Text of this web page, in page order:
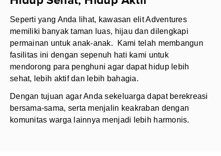
Seperti yang Anda lihat, kawasan elit Adventures
memiliki banyak taman luas, hijau dan dilengkapi
permainan untuk anak-anak. Kami telah membangun
fasilitas ini dengan sepenuh hati kami untuk
mendorong para penghuni agar dapat hidup lebih
sehat, lebih aktif dan lebih bahagia.
Dengan tujuan agar Anda sekeluarga dapat berekreasi
bersama-sama, serta menjalin keakraban dengan
komunitas warga lainnya menjadi lebih harmonis.